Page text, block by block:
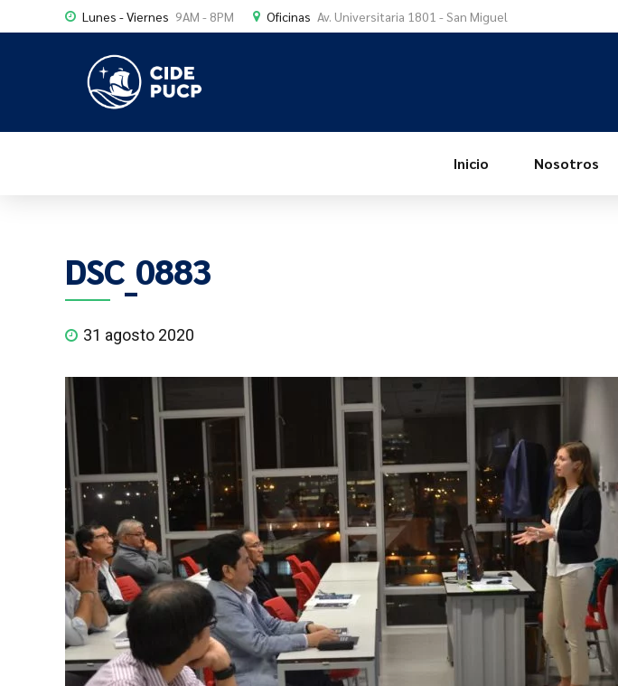
Lunes - Viernes 9AM - 8PM Oficinas Av. Universitaria 1801 - San Miguel
Inicio Nosotros
DSC_0883
31 agosto 2020